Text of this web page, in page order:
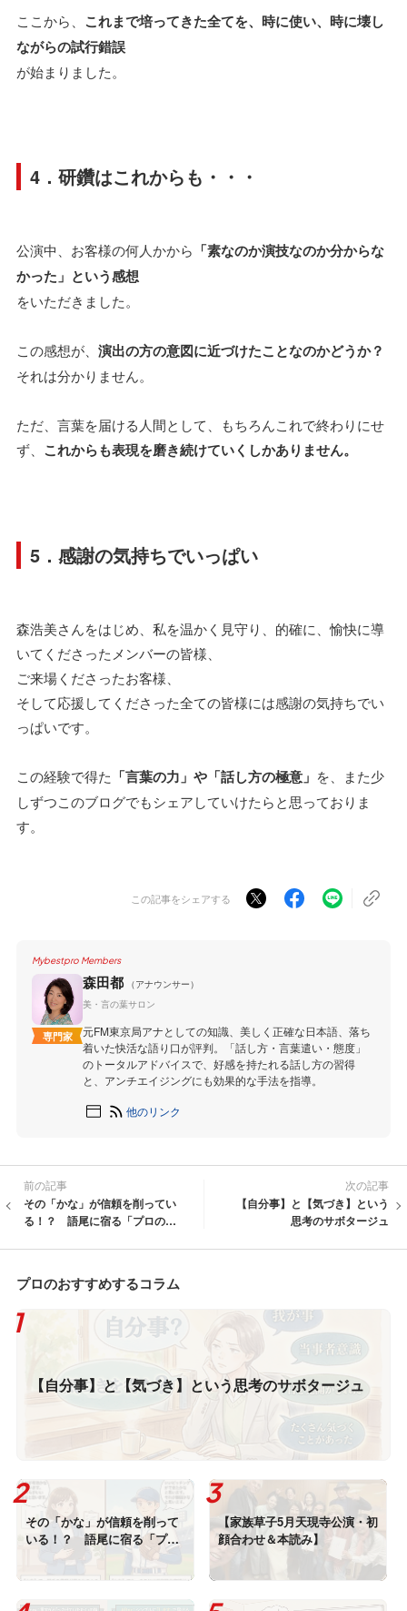
ここから、 これまで培ってきた全てを、 時に使い、時に壊し
ながらの試行錯誤
が始まりました。
4．研鑽はこれからも・・・
公演中、お客様の何人かから 「素なのか演技なのか分からな
かった」という感想
をいただきました。
この感想が、 演出の方の意図に近づけたことなのかどうか？
それは分かりません。
ただ、言葉を届ける人間として、もちろんこれで終わりにせ
ず、 これからも表現を磨き続けていくしかありません。
5．感謝の気持ちでいっぱい
森浩美さんをはじめ、私を温かく見守り、的確に、愉快に導
いてくださったメンバーの皆様、
ご来場くださったお客様、
そして応援してくださった全ての皆様には感謝の気持ちでい
っぱいです。
この経験で得た 「言葉の力」や「話し方の極意」 を、また少
しずつこのブログでもシェアしていけたらと思っておりま
す。
この記事をシェアする
Mybestpro Members
専門家
森田都
（アナウンサー）
美・言の葉サロン
元FM東京局アナとしての知識、美しく正確な日本語、落ち
着いた快活な語り口が評判。「話し方・言葉遣い・態度」
のトータルアドバイスで、好感を持たれる話し方の習得
と、アンチエイジングにも効果的な手法を指導。
他のリンク
前の記事
その「かな」が信頼を削ってい
る！？ 語尾に宿る「プロの覚
次の記事
【自分事】と【気づき】という
思考のサボタージュ
プロのおすすめするコラム
【自分事】と【気づき】という思考のサボタージュ
その「かな」が信頼を削って
いる！？ 語尾に宿る「プロ
の覚悟」
【家族草子5月天現寺公演・初
顔合わせ＆本読み】